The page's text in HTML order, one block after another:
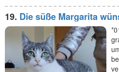
19. Die süße Margarita
Familie